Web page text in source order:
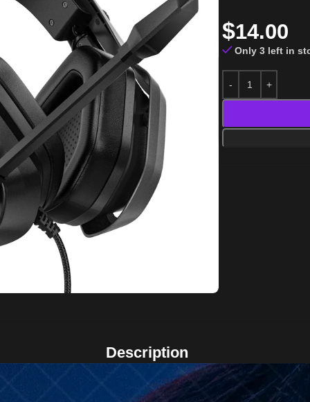
$14.00
Only 3 left in
Description